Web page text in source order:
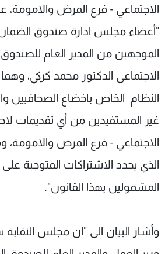
الاجتماعي - فرع المرض والامومة،
"أعضاء مجلس ادارة صندوق الضمان
الموجهين من المدير العام
الاجتماعي الدكتور محمد كركي،
النظام الخاص باخضاع الصحافيين
غير المستفيدين من أي تقديمات
الاجتماعي - فرع المرض
الذي يحدد الاشتراكات المتوجبة
المشمولين بهذا القانون".
وأشار البيان الى "ان مجلس
سياسة